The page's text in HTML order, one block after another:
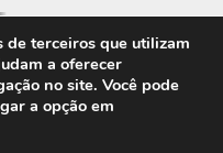
de terceiros que utilizam
a oferecer
no site. Você pode
a opção em